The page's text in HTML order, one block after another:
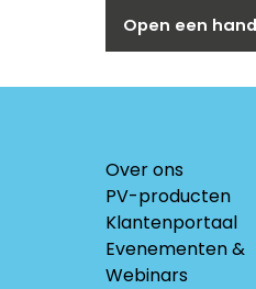
Open een
Over ons
PV-producten
Klantenportaal
Evenementen &
Webinars